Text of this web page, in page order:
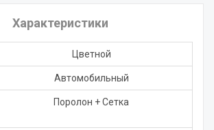
Характеристики
Цветной
Автомобильный
Поролон + Сетка